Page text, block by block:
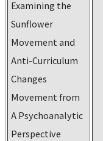
Examining the
Sunflower
Movement and
Anti-Curriculum
Changes
Movement from
A Psychoanalytic
Perspective